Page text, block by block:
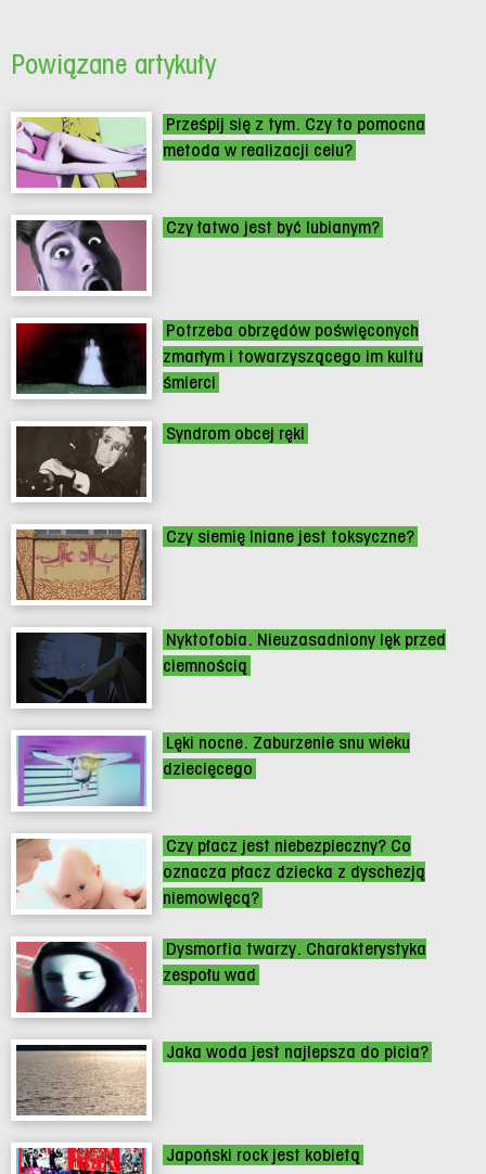
Powiązane artykuły
Prześpij się z tym. Czy to pomocna
metoda w realizacji celu?
Czy łatwo jest być lubianym?
Potrzeba obrzędów poświęconych
zmarłym i towarzyszącego im kultu
śmierci
Syndrom obcej ręki
Czy siemię lniane jest toksyczne?
Nyktofobia. Nieuzasadniony lęk przed
ciemnością
Lęki nocne. Zaburzenie snu wieku
dziecięcego
Czy płacz jest niebezpieczny? Co
oznacza płacz dziecka z dyschezją
niemowlęcą?
Dysmorfia twarzy. Charakterystyka
zespołu wad
Jaka woda jest najlepsza do picia?
Japoński rock jest kobietą